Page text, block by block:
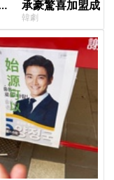
承豪驚喜加盟成
曝：太有存在感
韓劇